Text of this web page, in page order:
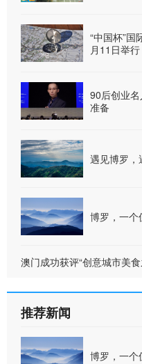
“中国杯”国
月11日举行
90后创业
准备
遇见博罗，
博罗，一个
澳门成功获评“创意城市美
推荐新闻
博罗，一个